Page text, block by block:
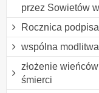
przez Sowietów
Rocznica
wspólna
złożenie
śmierci